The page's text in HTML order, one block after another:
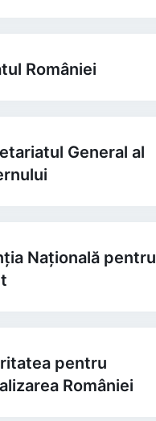
României
General al
Națională pentru
pentru
României